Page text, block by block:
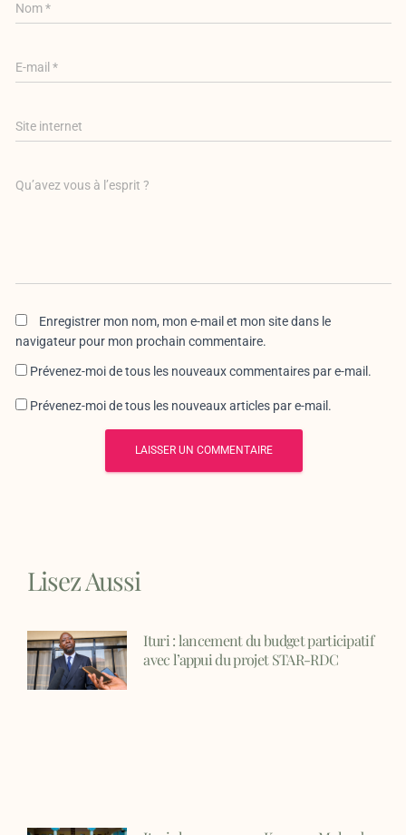
Nom*
E-mail*
Site internet
Qu’avez vous à l’esprit ?
Enregistrer mon nom, mon e-mail et mon site dans le
navigateur pour mon prochain commentaire.
Prévenez-moi de tous les nouveaux commentaires par e-mail.
Prévenez-moi de tous les nouveaux articles par e-mail.
Lisez Aussi
Ituri : lancement du budget participatif
avec l’appui du projet STAR-RDC